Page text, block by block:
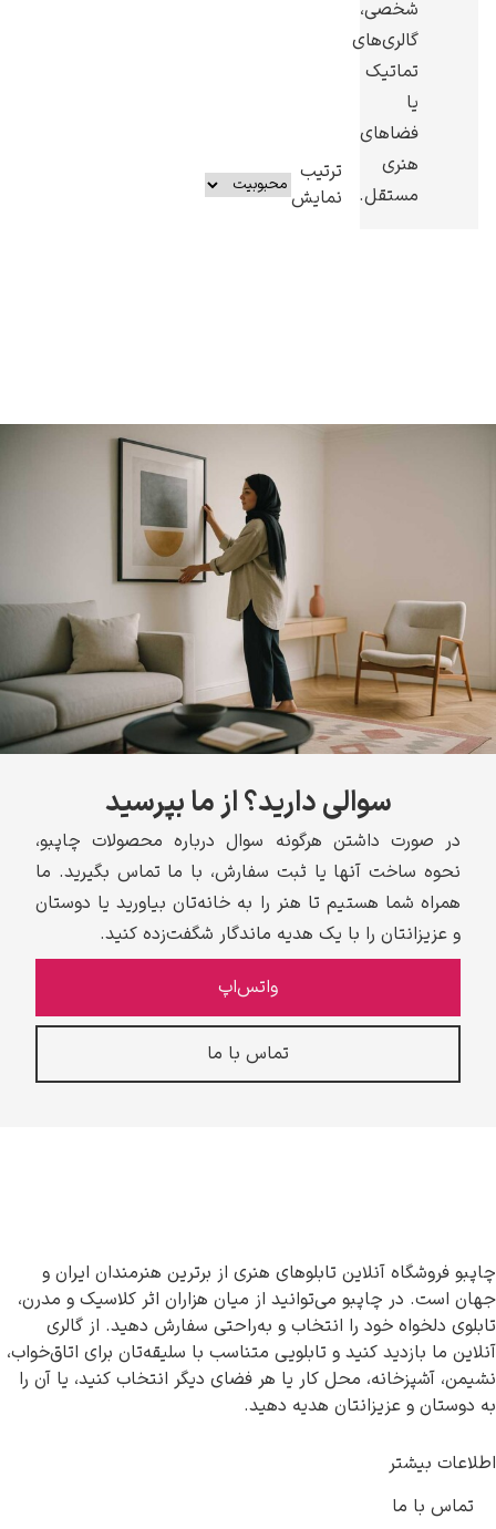
شخصی،
گالری‌های
تماتیک
یا
فضاهای
هنری
مستقل.
ترتیب
نمایش
سوالی دارید؟ از ما بپرسید
در صورت داشتن هرگونه سوال درباره محصولات چاپبو،
نحوه ساخت آنها یا ثبت سفارش، با ما تماس بگیرید. ما
همراه شما هستیم تا هنر را به خانه‌تان بیاورید یا دوستان
و عزیزانتان را با یک هدیه ماندگار شگفت‌زده کنید.
واتس‌اپ
تماس با ما
چاپبو فروشگاه آنلاین تابلوهای هنری از برترین هنرمندان ایران و
جهان است. در چاپبو می‌توانید از میان هزاران اثر کلاسیک و مدرن،
تابلوی دلخواه خود را انتخاب و به‌راحتی سفارش دهید. از گالری
آنلاین ما بازدید کنید و تابلویی متناسب با سلیقه‌تان برای اتاق‌خواب،
نشیمن، آشپزخانه، محل کار یا هر فضای دیگر انتخاب کنید، یا آن را
به دوستان و عزیزانتان هدیه دهید.
اطلاعات بیشتر
تماس با ما